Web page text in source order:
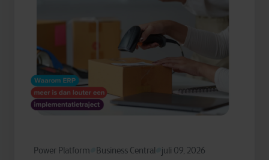
Power Platform Business Central juli 09, 2026